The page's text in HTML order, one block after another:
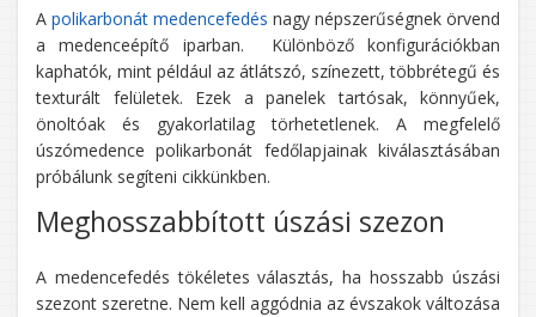
A polikarbonát medencefedés nagy népszerűségnek örvend
a medenceépítő iparban. Különböző konfigurációkban
kaphatók, mint például az átlátszó, színezett, többrétegű és
texturált felületek. Ezek a panelek tartósak, könnyűek,
önoltóak és gyakorlatilag törhetetlenek. A megfelelő
úszómedence polikarbonát fedőlapjainak kiválasztásában
próbálunk segíteni cikkünkben.
Meghosszabbított úszási szezon
A medencefedés tökéletes választás, ha hosszabb úszási
szezont szeretne. Nem kell aggódnia az évszakok változása